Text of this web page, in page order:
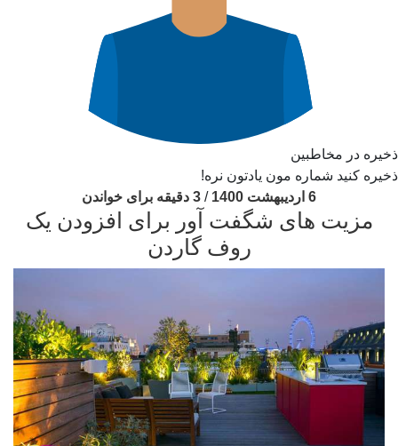
ذخیره در مخاطبین
ذخیره کنید شماره مون یادتون نره!
6 اردیبهشت 1400
/ 3 دقیقه برای خواندن
مزیت های شگفت آور برای افزودن یک
روف گاردن